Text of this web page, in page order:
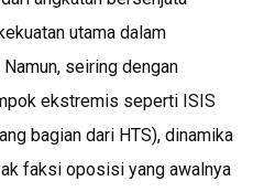
utama dalam
seiring dengan
ekstremis seperti ISIS
bagian dari HTS), dinamika
faksi oposisi yang awalnya